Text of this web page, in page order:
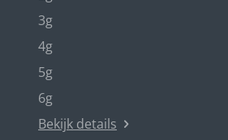
3g
4g
5g
6g
Bekijk details